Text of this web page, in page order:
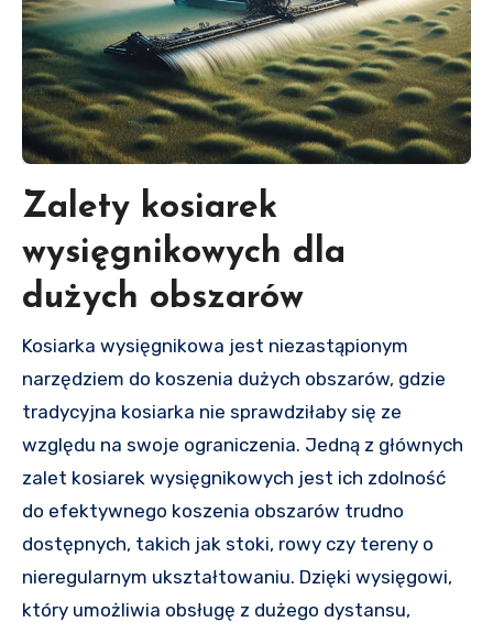
Zalety kosiarek
wysięgnikowych dla
dużych obszarów
Kosiarka wysięgnikowa jest niezastąpionym
narzędziem do koszenia dużych obszarów, gdzie
tradycyjna kosiarka nie sprawdziłaby się ze
względu na swoje ograniczenia. Jedną z głównych
zalet kosiarek wysięgnikowych jest ich zdolność
do efektywnego koszenia obszarów trudno
dostępnych, takich jak stoki, rowy czy tereny o
nieregularnym ukształtowaniu. Dzięki wysięgowi,
który umożliwia obsługę z dużego dystansu,